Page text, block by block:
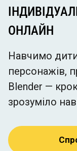
ОНЛАЙН
Навчимо
персонажів,
Blender —
зрозуміло